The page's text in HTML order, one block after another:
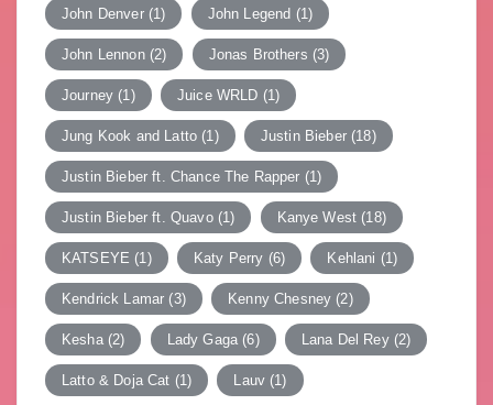
John Denver(1) John Legend (1)
John Lennon(2) Jonas Brothers (3)
Journey (1) Juice WRLD (1)
Jung Kook and Latto (1) Justin Bieber(18)
Justin Bieber ft. Chance The Rapper (1)
Justin Bieber ft. Quavo(1) Kanye West (18)
KATSEYE (1) Katy Perry (6) Kehlani (1)
Kendrick Lamar (3) Kenny Chesney (2)
Kesha(2) Lady Gaga (6) Lana Del Rey(2)
Latto & Doja Cat (1) Lauv (1)